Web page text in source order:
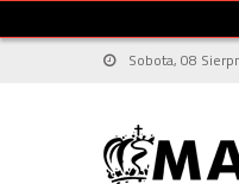
Sobota, 08